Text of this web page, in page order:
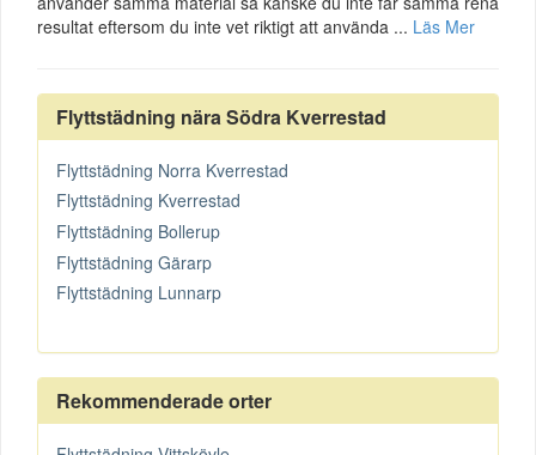
resultat eftersom du inte vet riktigt att använda ... Läs Mer
Flyttstädning nära Södra Kverrestad
Flyttstädning Norra Kverrestad
Flyttstädning Kverrestad
Flyttstädning Bollerup
Flyttstädning Gärarp
Flyttstädning Lunnarp
Rekommenderade orter